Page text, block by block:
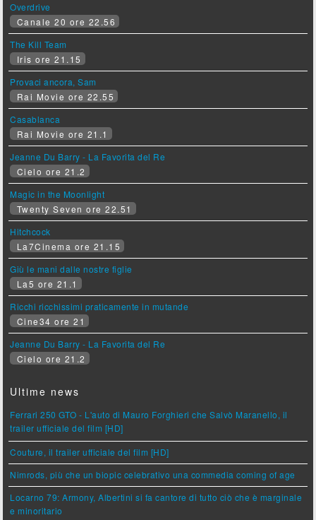
Overdrive
Canale 20 ore 22.56
The Kill Team
Iris ore 21.15
Provaci ancora, Sam
Rai Movie ore 22.55
Casablanca
Rai Movie ore 21.1
Jeanne Du Barry - La Favorita del Re
Cielo ore 21.2
Magic in the Moonlight
Twenty Seven ore 22.51
Hitchcock
La7Cinema ore 21.15
Giù le mani dalle nostre figlie
La5 ore 21.1
Ricchi ricchissimi praticamente in mutande
Cine34 ore 21
Jeanne Du Barry - La Favorita del Re
Cielo ore 21.2
Ultime news
Ferrari 250 GTO - L'auto di Mauro Forghieri che Salvò Maranello, il
trailer ufficiale del film [HD]
Couture, il trailer ufficiale del film [HD]
Nimrods, più che un biopic celebrativo una commedia coming of age
Locarno 79: Armony, Albertini si fa cantore di tutto ciò che è marginale
e minoritario